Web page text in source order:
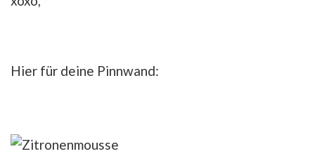
Hier für deine Pinnwand: